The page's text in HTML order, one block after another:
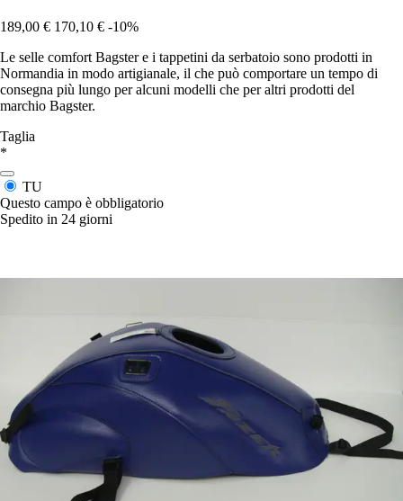
189,00 € 170,10 € -10%
Le selle comfort Bagster e i tappetini da serbatoio sono prodotti in
Normandia in modo artigianale, il che può comportare un tempo di
consegna più lungo per alcuni modelli che per altri prodotti del
marchio Bagster.
Taglia
*
TU
Questo campo è obbligatorio
Spedito in 24 giorni